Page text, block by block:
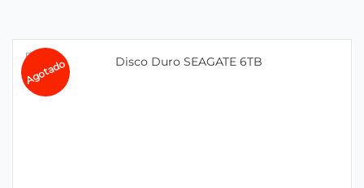
Agotado